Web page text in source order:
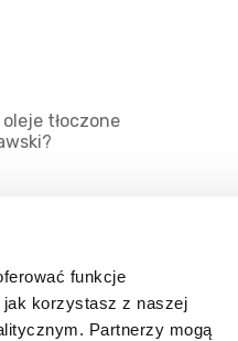
funkcje
jak korzystasz z naszej
Partnerzy mogą
tłoczone
Kategorie
Kontakt